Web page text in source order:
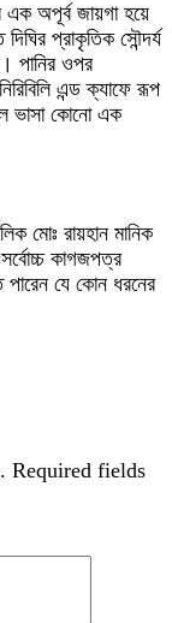
এক অপূর্ব জায়গা হয়ে
প্রাকৃতিক সৌন্দর্য
পানির ওপর
এন্ড ক্যাফে রূপ
ভাসা কোনো এক
মোঃ রায়হান মানিক
কাগজপত্র
পারেন যে কোন ধরনের
Required fields